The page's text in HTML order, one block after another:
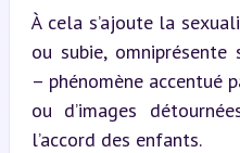
À cela s’ajoute la
ou subie,
– phénomène accentué
ou d’images
l’accord des enfants.